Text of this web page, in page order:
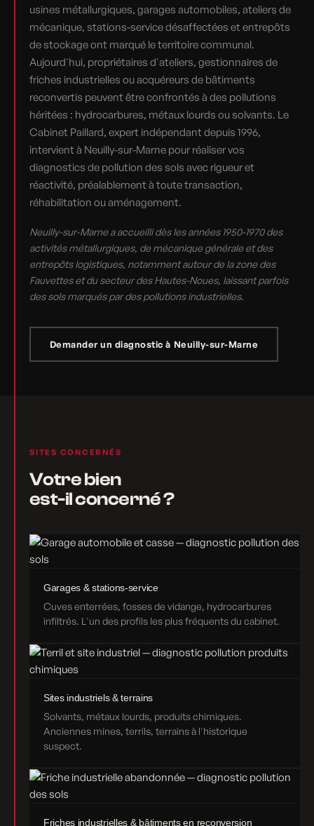
usines métallurgiques, garages automobiles, ateliers de
mécanique, stations-service désaffectées et entrepôts
de stockage ont marqué le territoire communal.
Aujourd'hui, propriétaires d'ateliers, gestionnaires de
friches industrielles ou acquéreurs de bâtiments
reconvertis peuvent être confrontés à des pollutions
héritées : hydrocarbures, métaux lourds ou solvants. Le
Cabinet Paillard, expert indépendant depuis 1996,
intervient à Neuilly-sur-Marne pour réaliser vos
diagnostics de pollution des sols avec rigueur et
réactivité, préalablement à toute transaction,
réhabilitation ou aménagement.
Neuilly-sur-Marne a accueilli dès les années 1950-1970 des
activités métallurgiques, de mécanique générale et des
entrepôts logistiques, notamment autour de la zone des
Fauvettes et du secteur des Hautes-Noues, laissant parfois
des sols marqués par des pollutions industrielles.
Demander un diagnostic à Neuilly-sur-Marne
SITES CONCERNÉS
Votre bien
est-il concerné ?
Garages & stations-service
Cuves enterrées, fosses de vidange, hydrocarbures
infiltrés. L'un des profils les plus fréquents du cabinet.
Sites industriels & terrains
Solvants, métaux lourds, produits chimiques.
Anciennes mines, terrils, terrains à l'historique
suspect.
Friches industrielles & bâtiments en reconversion